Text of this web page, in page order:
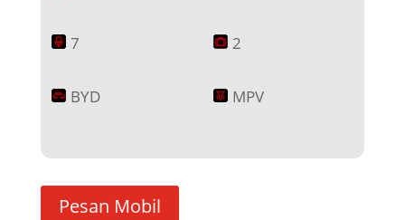
7 2
BYD MPV
Pesan Mobil